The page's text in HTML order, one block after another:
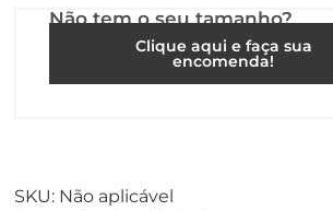
Não tem o seu tamanho?
Clique aqui e faça sua
encomenda!
SKU: Não aplicável